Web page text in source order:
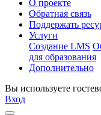
О проекте
Обратная связь
Поддержать
Услуги
Создание LMS
для образования
Дополнительно
Вы используете
Вход